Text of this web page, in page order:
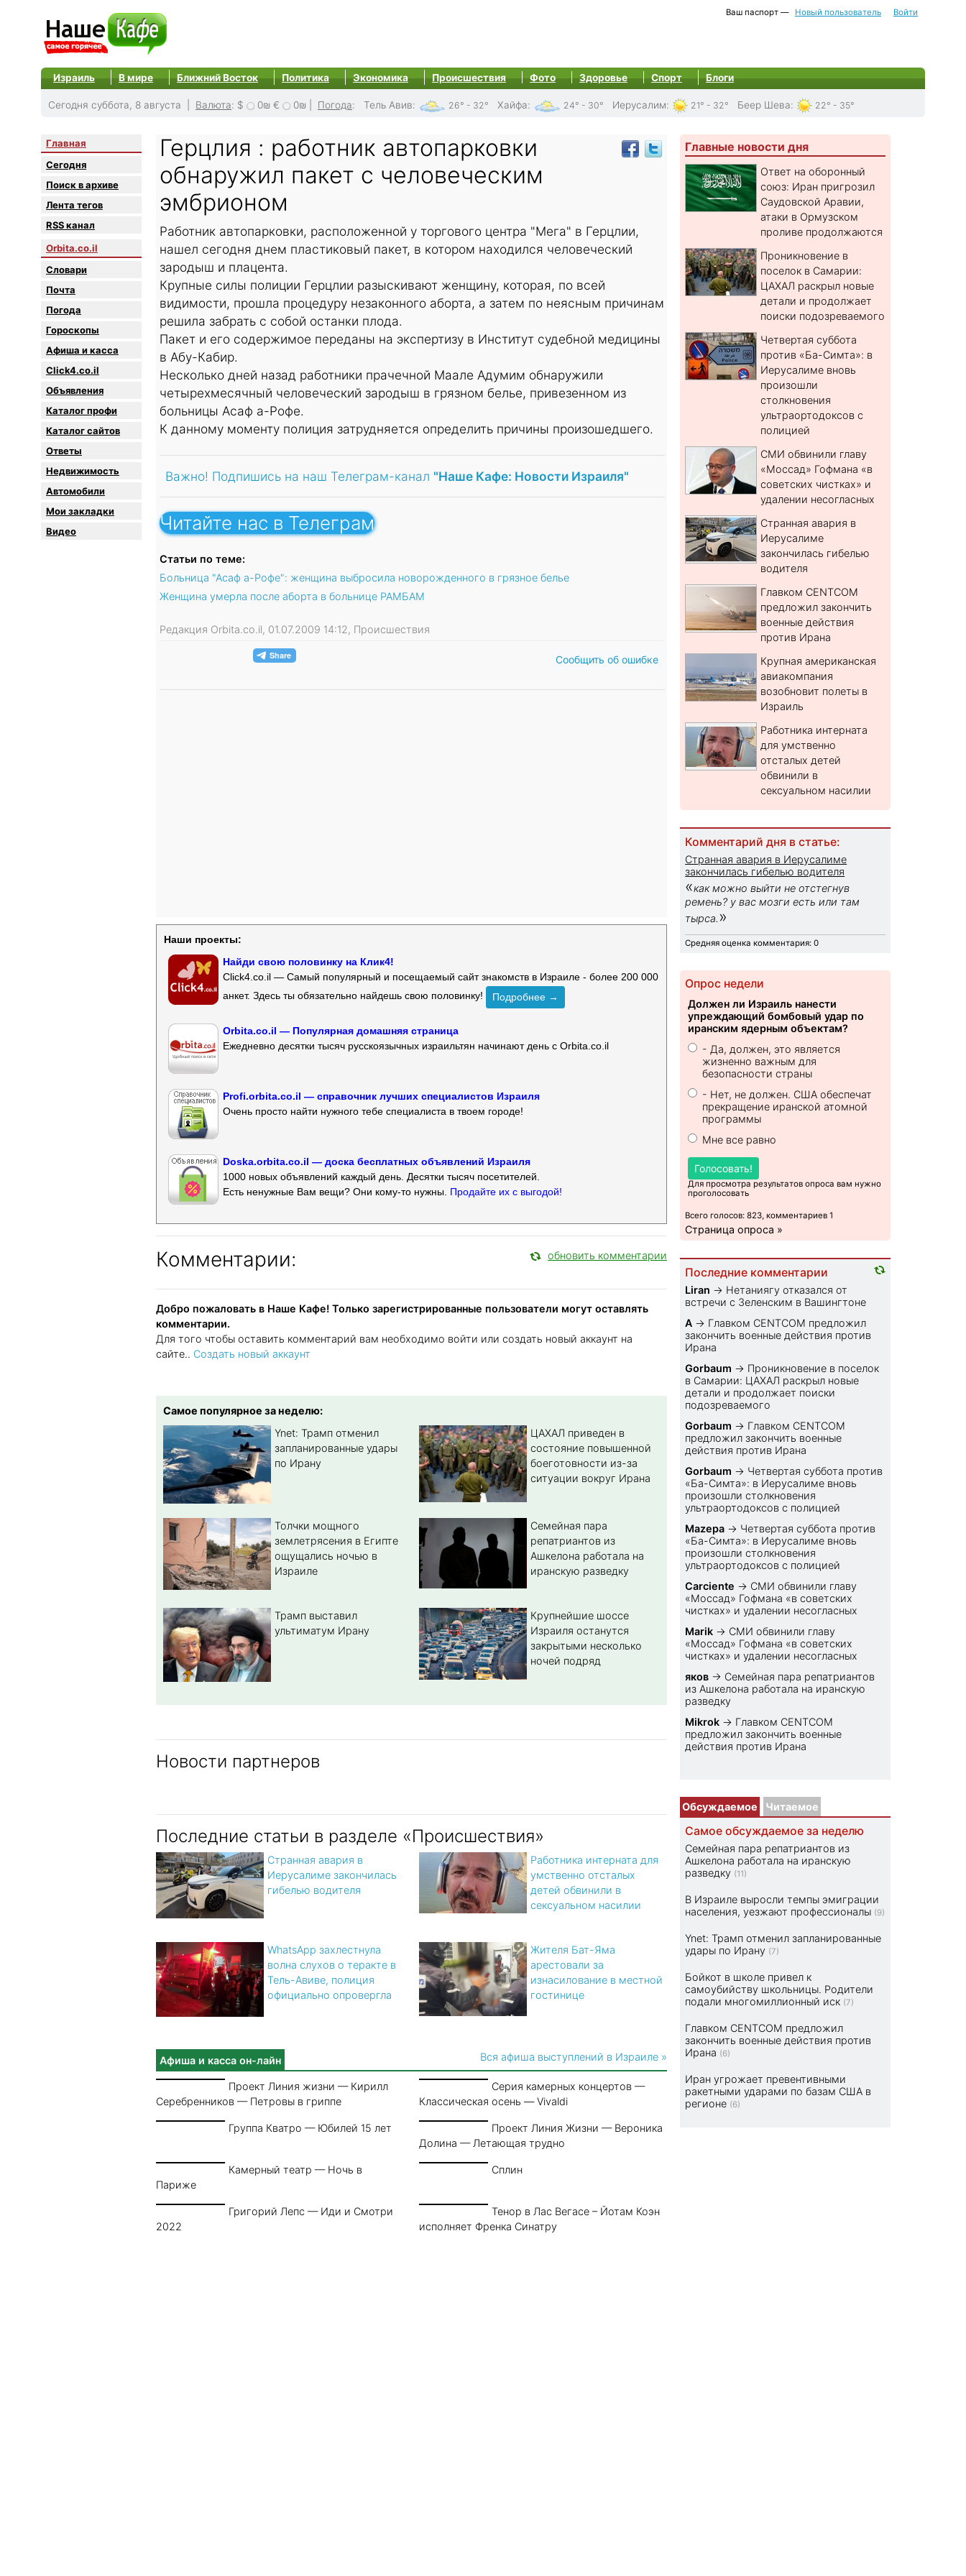
Ваш паспорт — Новый пользователь Войти
Израиль В мире Ближний Восток Политика Экономика Происшествия Фото Здоровье Спорт Блоги
Сегодня суббота, 8 августа | Валюта: $ 0₪ € 0₪ Погода: Тель Авив: 26° - 32° Хайфа: 24° - 30° Иерусалим: 21° - 32° Беер Шева: 22° - 35°
Главная
Сегодня
Поиск в архиве
Лента тегов
RSS канал
Orbita.co.il
Словари
Почта
Погода
Гороскопы
Афиша и касса
Click4.co.il
Объявления
Каталог профи
Каталог сайтов
Oтветы
Недвижимость
Автомобили
Мои закладки
Видео
Герцлия : работник автопарковки
обнаружил пакет с человеческим
эмбрионом
Работник автопарковки, расположенной у торгового центра "Мега" в Герцлии,
нашел сегодня днем пластиковый пакет, в котором находился человеческий
зародыш и плацента.
Крупные силы полиции Герцлии разыскивают женщину, которая, по всей
видимости, прошла процедуру незаконного аборта, а затем по неясным причинам
решила забрать с собой останки плода.
Пакет и его содержимое переданы на экспертизу в Институт судебной медицины
в Абу-Кабир.
Несколько дней назад работники прачечной Маале Адумим обнаружили
четырехмесячный человеческий зародыш в грязном белье, привезенном из
больницы Асаф а-Рофе.
К данному моменту полиция затрудняется определить причины произошедшего.
Важно! Подпишись на наш Телеграм-канал "Наше Кафе: Новости Израиля"
Читайте нас в Телеграм
Статьи по теме:
Больница "Асаф а-Рофе": женщина выбросила новорожденного в грязное белье
Женщина умерла после аборта в больнице РАМБАМ
Редакция Orbita.co.il, 01.07.2009 14:12, Происшествия
Сообщить об ошибке
Наши проекты:
Найди свою половинку на Клик4!
Click4.co.il — Самый популярный и посещаемый сайт знакомств в Израиле - более 200 000
анкет. Здесь ты обязательно найдешь свою половинку!
Подробнее →
Orbita.co.il — Популярная домашняя страница
Ежедневно десятки тысяч русскоязычных израильтян начинают день с Orbita.co.il
Profi.orbita.co.il — справочник лучших специалистов Израиля
Очень просто найти нужного тебе специалиста в твоем городе!
Doska.orbita.co.il — доска бесплатных объявлений Израиля
1000 новых объявлений каждый день. Десятки тысяч посетителей.
Есть ненужные Вам вещи? Они кому-то нужны. Продайте их с выгодой!
Комментарии: обновить комментарии
Добро пожаловать в Наше Кафе! Только зарегистрированные пользователи могут оставлять
комментарии.
Для того чтобы оставить комментарий вам необходимо войти или создать новый аккаунт на
сайте.. Создать новый аккаунт
Самое популярное за неделю:
Ynet: Трамп отменил
запланированные удары
по Ирану
ЦАХАЛ приведен в
состояние повышенной
боеготовности из-за
ситуации вокруг Ирана
Толчки мощного
землетрясения в Египте
ощущались ночью в
Израиле
Семейная пара
репатриантов из
Ашкелона работала на
иранскую разведку
Трамп выставил
ультиматум Ирану
Крупнейшие шоссе
Израиля останутся
закрытыми несколько
ночей подряд
Новости партнеров
Последние статьи в разделе «Происшествия»
Странная авария в
Иерусалиме закончилась
гибелью водителя
Работника интерната для
умственно отсталых
детей обвинили в
сексуальном насилии
WhatsApp захлестнула
волна слухов о теракте в
Тель-Авиве, полиция
официально опровергла
Жителя Бат-Яма
арестовали за
изнасилование в местной
гостинице
Афиша и касса он-лайн Вся афиша выступлений в Израиле »
Проект Линия жизни — Кирилл
Серебренников — Петровы в гриппе
Серия камерных концертов —
Классическая осень — Vivaldi
Группа Кватро — Юбилей 15 лет
Проект Линия Жизни — Вероника
Долина — Летающая трудно
Камерный театр — Ночь в
Париже
Сплин
Григорий Лепс — Иди и Смотри
2022
Тенор в Лас Вегасе – Йотам Коэн
исполняет Френка Синатру
Главные новости дня
Ответ на оборонный
союз: Иран пригрозил
Саудовской Аравии,
атаки в Ормузском
проливе продолжаются
Проникновение в
поселок в Самарии:
ЦАХАЛ раскрыл новые
детали и продолжает
поиски подозреваемого
Четвертая суббота
против «Ба-Симта»: в
Иерусалиме вновь
произошли
столкновения
ультраортодоксов с
полицией
СМИ обвинили главу
«Моссад» Гофмана «в
советских чистках» и
удалении несогласных
Странная авария в
Иерусалиме
закончилась гибелью
водителя
Главком CENTCOM
предложил закончить
военные действия
против Ирана
Крупная американская
авиакомпания
возобновит полеты в
Израиль
Работника интерната
для умственно
отсталых детей
обвинили в
сексуальном насилии
Комментарий дня в статье:
Странная авария в Иерусалиме
закончилась гибелью водителя
«как можно выйти не отстегнув
ремень? у вас мозги есть или там
тырса. »
Средняя оценка комментария: 0
Опрос недели
Должен ли Израиль нанести
упреждающий бомбовый удар по
иранским ядерным объектам?
- Да, должен, это является
жизненно важным для
безопасности страны
- Нет, не должен. США обеспечат
прекращение иранской атомной
программы
Мне все равно
Голосовать!
Для просмотра результатов опроса вам нужно
проголосовать
Всего голосов: 823, комментариев 1
Страница опроса »
Последние комментарии
Liran → Нетаниягу отказался от
встречи с Зеленским в Вашингтоне
A → Главком CENTCOM предложил
закончить военные действия против
Ирана
Gorbaum → Проникновение в поселок
в Самарии: ЦАХАЛ раскрыл новые
детали и продолжает поиски
подозреваемого
Gorbaum → Главком CENTCOM
предложил закончить военные
действия против Ирана
Gorbaum → Четвертая суббота против
«Ба-Симта»: в Иерусалиме вновь
произошли столкновения
ультраортодоксов с полицией
Mazepa → Четвертая суббота против
«Ба-Симта»: в Иерусалиме вновь
произошли столкновения
ультраортодоксов с полицией
Carciente → СМИ обвинили главу
«Моссад» Гофмана «в советских
чистках» и удалении несогласных
Marik → СМИ обвинили главу
«Моссад» Гофмана «в советских
чистках» и удалении несогласных
яков → Семейная пара репатриантов
из Ашкелона работала на иранскую
разведку
Mikrok → Главком CENTCOM
предложил закончить военные
действия против Ирана
Обсуждаемое Читаемое
Самое обсуждаемое за неделю
Семейная пара репатриантов из
Ашкелона работала на иранскую
разведку (11)
В Израиле выросли темпы эмиграции
населения, уезжают профессионалы (9)
Ynet: Трамп отменил запланированные
удары по Ирану (7)
Бойкот в школе привел к
самоубийству школьницы. Родители
подали многомиллионный иск (7)
Главком CENTCOM предложил
закончить военные действия против
Ирана (6)
Иран угрожает превентивными
ракетными ударами по базам США в
регионе (6)